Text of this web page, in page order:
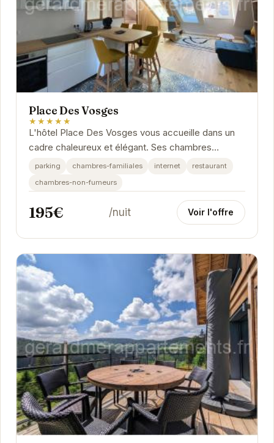
Place Des Vosges
★★★★★
L'hôtel Place Des Vosges vous accueille dans un
cadre chaleureux et élégant. Ses chambres
confortables et son emplacement privilégié en font
parking chambres-familiales internet
restaurant
chambres-non-fumeurs
195€ /nuit Voir l'offre